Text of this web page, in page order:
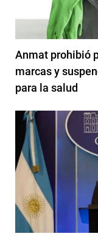
Anmat prohibió
marcas y
para la salud